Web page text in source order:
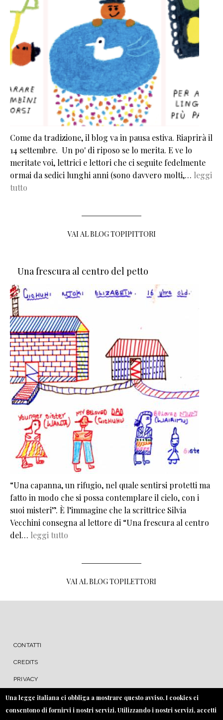
Come da tradizione, il blog va in pausa estiva. Riaprirà il
14 settembre. Un po' di riposo se lo merita. E ve lo
meritate voi, lettrici e lettori che ci seguite fedelmente
ormai da sedici lunghi anni (sono davvero molti,… leggi
tutto
VAI AL BLOG TOPIPITTORI
Una frescura al centro del petto
“Una capanna, un rifugio, nel quale sentirsi protetti ma
fatto in modo che si possa contemplare il cielo, con i
suoi misteri”. È l’immagine che la scrittrice Silvia
Vecchini consegna al lettore di “Una frescura al centro
del… leggi tutto
VAI AL BLOG TOPILETTORI
MENU FOOTER
CONTATTI
CREDITS
PRIVACY
COOKIE
Una legge italiana ci obbliga a mostrare questo avviso. I cookies ci
consentono di fornirvi i nostri servizi. Utilizzando i nostri servizi, accetti